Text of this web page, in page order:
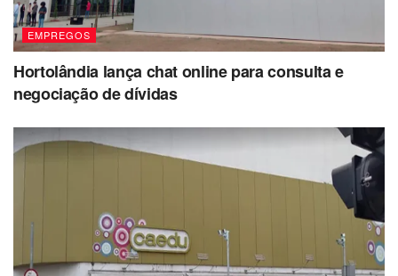
EMPREGOS
Hortolândia lança chat online para consulta e
negociação de dívidas